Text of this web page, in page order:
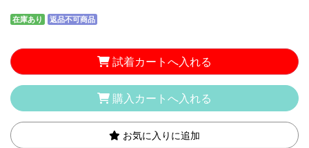
在庫あり 返品不可商品
試着カートへ入れる
購入カートへ入れる
お気に入りに追加